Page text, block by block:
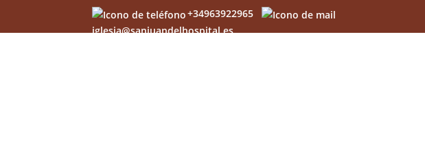
+34963922965
iglesia@sanjuandelhospital.es